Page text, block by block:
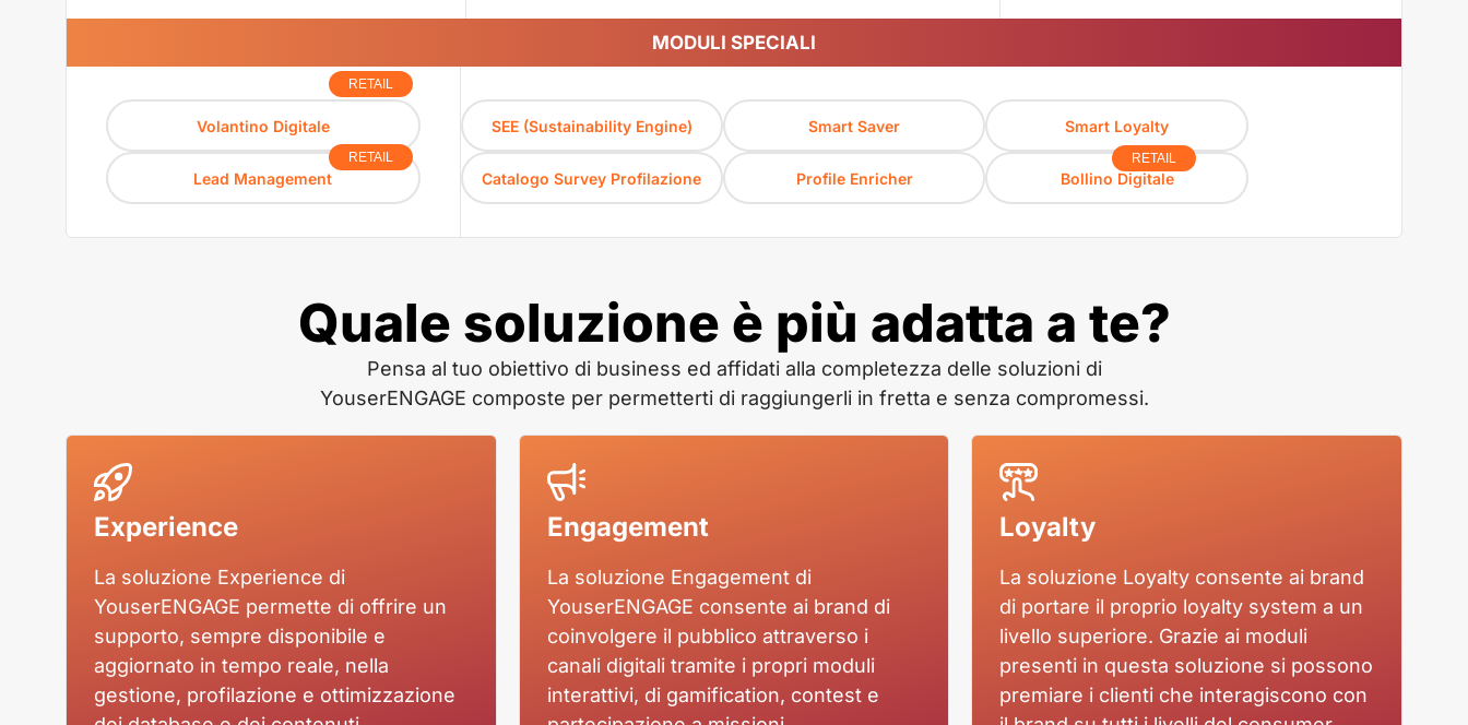
MODULI SPECIALI
Volantino Digitale
RETAIL
RETAIL
Lead Management
SEE (Sustainability Engine)
Catalogo Survey Profilazione
Smart Saver
Profile Enricher
Smart Loyalty
RETAIL
Bollino Digitale
Quale soluzione è più adatta a te?
Pensa al tuo obiettivo di business ed affidati alla completezza delle soluzioni di
YouserENGAGE composte per permetterti di raggiungerli in fretta e senza compromessi.
Experience
La soluzione Experience di
YouserENGAGE permette di offrire un
supporto, sempre disponibile e
aggiornato in tempo reale, nella
gestione, profilazione e ottimizzazione
Engagement
La soluzione Engagement di
YouserENGAGE consente ai brand di
coinvolgere il pubblico attraverso i
canali digitali tramite i propri moduli
interattivi, di gamification, contest e
Loyalty
La soluzione Loyalty consente ai brand
di portare il proprio loyalty system a un
livello superiore. Grazie ai moduli
presenti in questa soluzione si possono
premiare i clienti che interagiscono con